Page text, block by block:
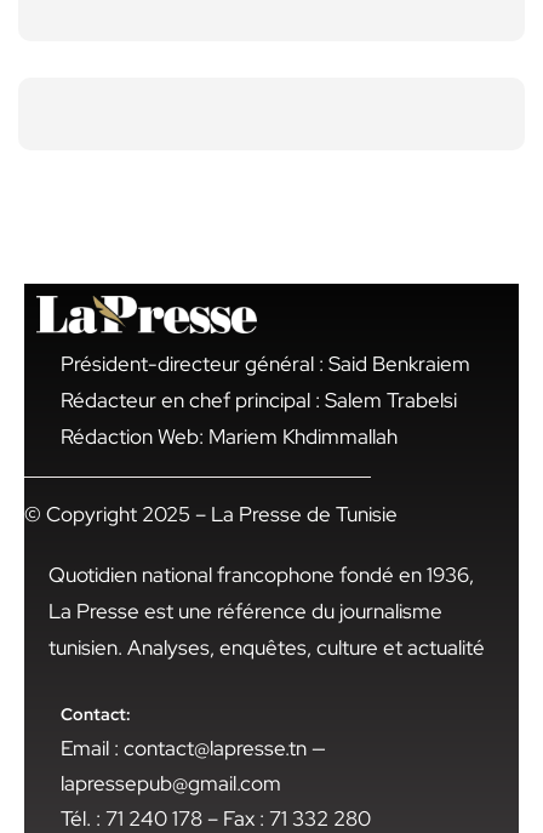
Président-directeur général : Said Benkraiem
Rédacteur en chef principal : Salem Trabelsi
Rédaction Web: Mariem Khdimmallah
© Copyright 2025 – La Presse de Tunisie
Quotidien national francophone fondé en 1936,
La Presse est une référence du journalisme
tunisien. Analyses, enquêtes, culture et actualité
Contact:
Email : contact@lapresse.tn —
lapressepub@gmail.com
Tél. : 71 240 178 – Fax : 71 332 280